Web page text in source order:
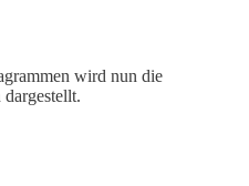
wird nun die